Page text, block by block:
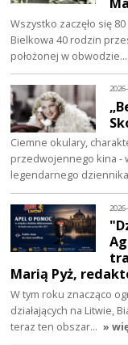
Wszystko zaczęło się
Bielkowa 40 rodzin
położonej w obwodzie…
Ciemne okulary,
przedwojennego kina -
legendarnego
Marią Pyż,
W tym roku znacząco
działających na Litwie,
teraz ten obszar… »